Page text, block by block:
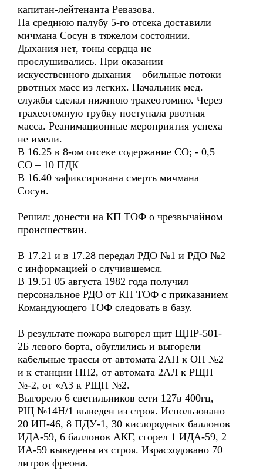
капитан-лейтенанта Ревазова.
На среднюю палубу 5-го отсека доставили
мичмана Сосун в тяжелом состоянии.
Дыхания нет, тоны сердца не
прослушивались. При оказании
искусственного дыхания – обильные потоки
рвотных масс из легких. Начальник мед.
службы сделал нижнюю трахеотомию. Через
трахеотомную трубку поступала рвотная
масса. Реанимационные мероприятия успеха
не имели.
В 16.25 в 8-ом отсеке содержание СО; - 0,5
СО – 10 ПДК
В 16.40 зафиксирована смерть мичмана
Сосун.
Решил: донести на КП ТОФ о чрезвычайном
происшествии.
В 17.21 и в 17.28 передал РДО №1 и РДО №2
с информацией о случившемся.
В 19.51 05 августа 1982 года получил
персональное РДО от КП ТОФ с приказанием
Командующего ТОФ следовать в базу.
В результате пожара выгорел щит ЩПР-501-
2Б левого борта, обуглились и выгорели
кабельные трассы от автомата 2АП к ОП №2
и к станции НН2, от автомата 2АЛ к РЩП
№-2, от «АЗ к РЩП №2.
Выгорело 6 светильников сети 127в 400гц,
РЩ №14Н/1 выведен из строя. Использовано
20 ИП-46, 8 ПДУ-1, 30 кислородных баллонов
ИДА-59, 6 баллонов АКГ, сгорел 1 ИДА-59, 2
ИА-59 выведены из строя. Израсходовано 70
литров фреона.